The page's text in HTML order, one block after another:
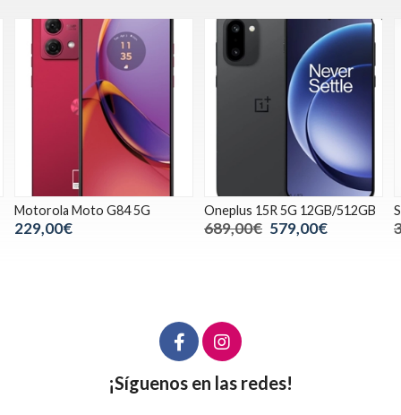
Oneplus 15R 5G 12GB/512GB
689,00€
Samsung A26 5g 8/256
350,00€ 249,00€
¡Síguenos en las redes!